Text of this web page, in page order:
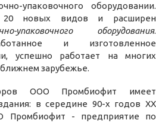
упаковочного оборудовании.
20 новых видов и расширен
упаковочного оборудования.
и изготовленное
успешно работает на многих
зарубежье.
ООО Промбиофит имеет
в середине 90-х годов ХХ
Промбиофит - предприятие по